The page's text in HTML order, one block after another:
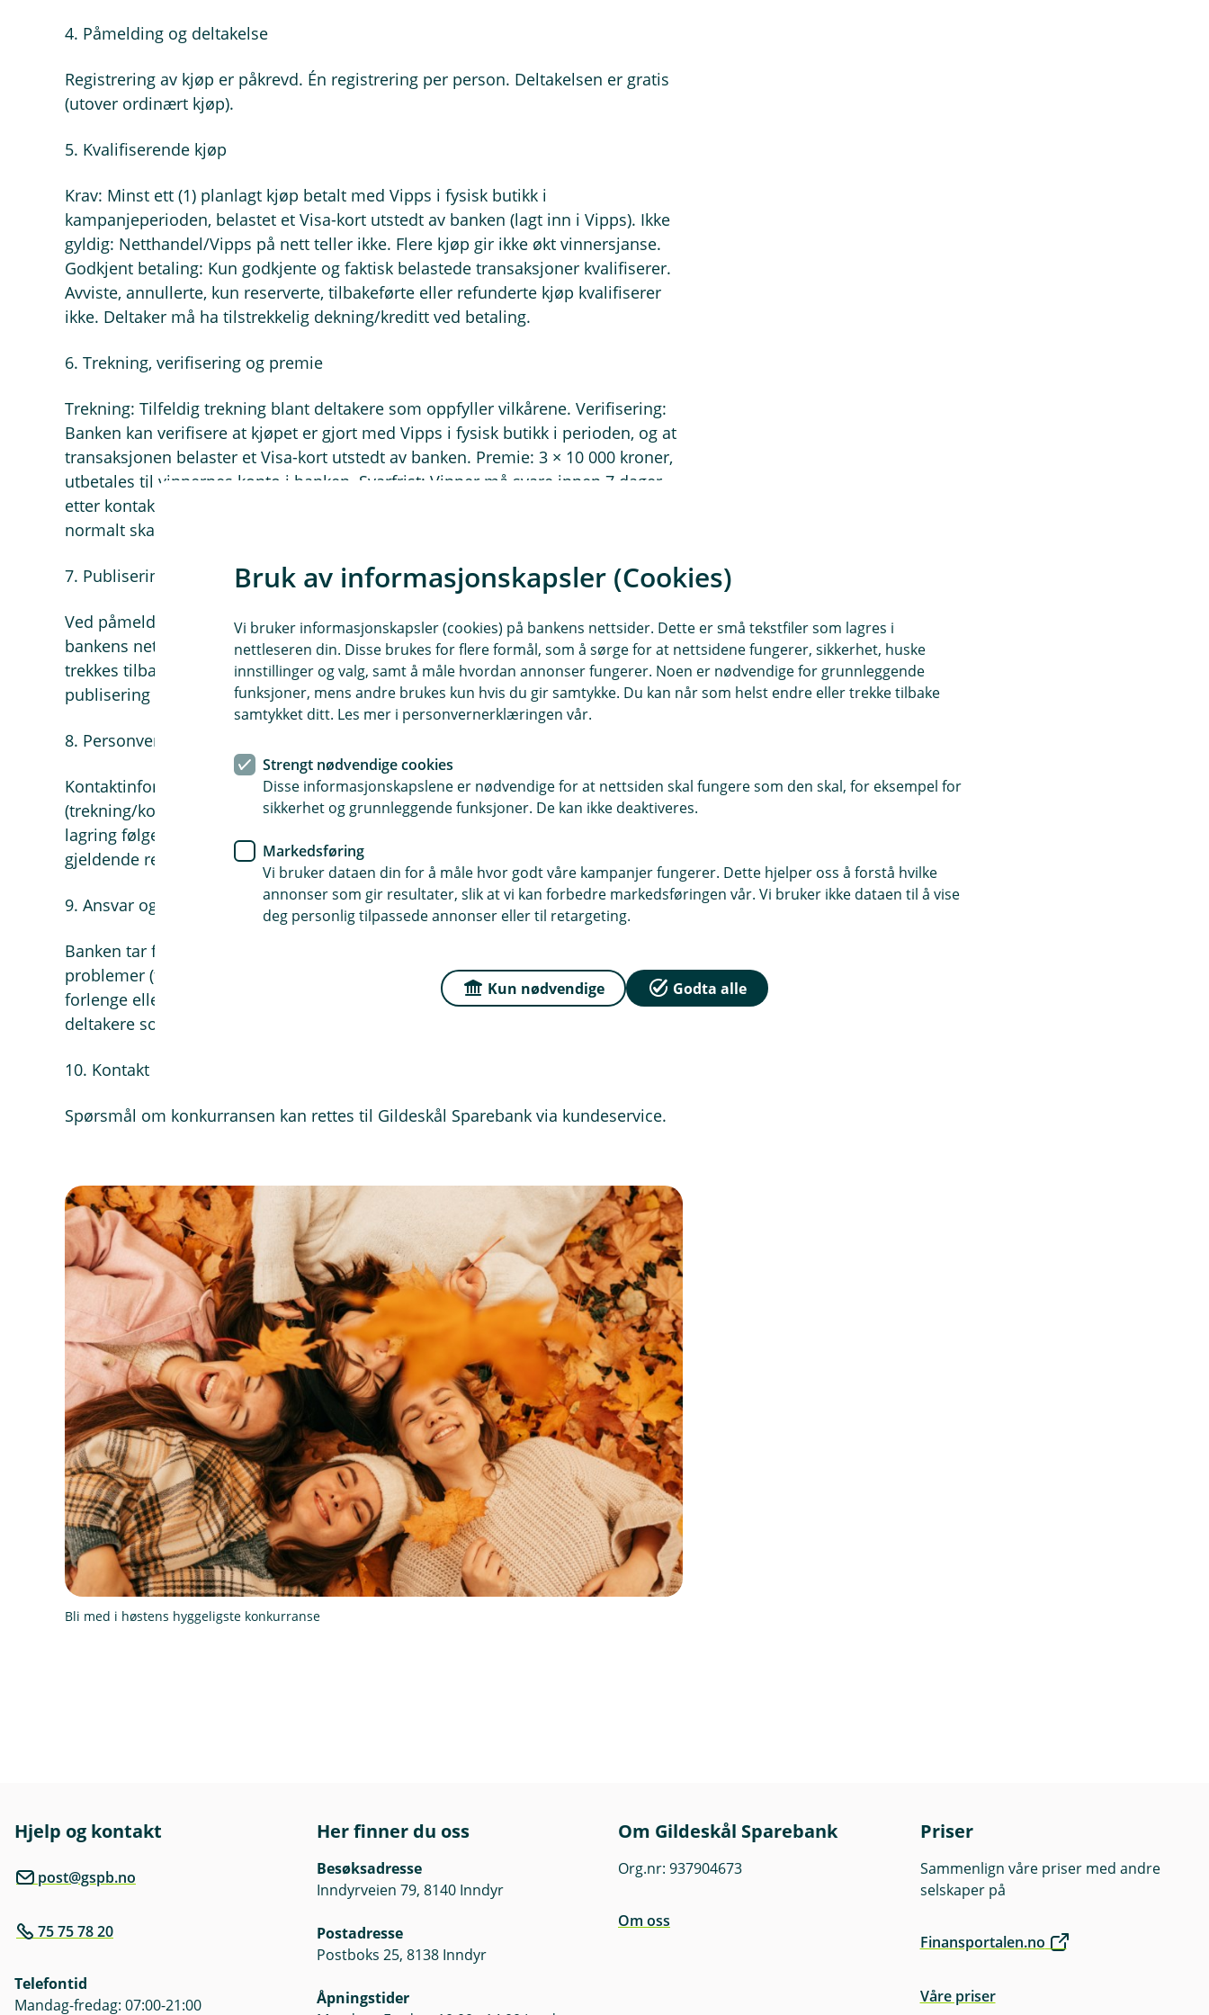
4. Påmelding og deltakelse
Registrering av kjøp er påkrevd. Én registrering per person. Deltakelsen er gratis
(utover ordinært kjøp).
5. Kvalifiserende kjøp
Krav: Minst ett (1) planlagt kjøp betalt med Vipps i fysisk butikk i
kampanjeperioden, belastet et Visa-kort utstedt av banken (lagt inn i Vipps). Ikke
gyldig: Netthandel/Vipps på nett teller ikke. Flere kjøp gir ikke økt vinnersjanse.
Godkjent betaling: Kun godkjente og faktisk belastede transaksjoner kvalifiserer.
Avviste, annullerte, kun reserverte, tilbakeførte eller refunderte kjøp kvalifiserer
ikke. Deltaker må ha tilstrekkelig dekning/kreditt ved betaling.
6. Trekning, verifisering og premie
Trekning: Tilfeldig trekning blant deltakere som oppfyller vilkårene. Verifisering:
Banken kan verifisere at kjøpet er gjort med Vipps i fysisk butikk i perioden, og at
transaksjonen belaster et Visa-kort utstedt av banken. Premie: 3 × 10 000 kroner,
utbetales til vinnernes konto i banken. Svarfrist: Vinner må svare innen 7 dager
etter kontakt; ellers kan ny vinner trekkes. Skatt: Premie under 10 000 kroner er
normalt skattefri. Eventuelle endringer følger gjeldende regelverk.
7. Publisering av fornavn (samtykke)
Ved påmelding samtykker deltakeren til at banken kan publisere fornavnet på
bankens nettside dersom vedkommende vinner. Samtykke kan når som helst
trekkes tilbake ved å kontakte banken. Tilbaketrekking påvirker ikke lovligheten av
publisering som allerede har skjedd.
8. Personvern
Kontaktinformasjon (e-post/mobil) brukes kun til å administrere konkurransen
(trekning/kontakt) og slettes senest 31. desember 2025, med mindre annen
lagring følger av lov. Deltaker har rett til innsyn, retting og sletting i tråd med
gjeldende regler. Se bankens personvernerklæring for detaljer.
9. Ansvar og forbehold
Banken tar forbehold om åpenbare feil i teksten og tekniske/uforutsette
problemer (f.eks. systemfeil hos bank eller leverandører). Banken kan da pause,
forlenge eller eventuelt avlyse konkurransen, uten å redusere rettighetene til
deltakere som allerede har oppfylt vilkårene.
10. Kontakt
Spørsmål om konkurransen kan rettes til Gildeskål Sparebank via kundeservice.
Bli med i høstens hyggeligste konkurranse
Hjelp og kontakt
post@gspb.no
75 75 78 20
Telefontid
Mandag-fredag: 07:00-21:00
Her finner du oss
Besøksadresse
Inndyrveien 79, 8140 Inndyr
Postadresse
Postboks 25, 8138 Inndyr
Åpningstider
Om Gildeskål Sparebank
Org.nr: 937904673
Om oss
Priser
Sammenlign våre priser med andre
selskaper på
Finansportalen.no
Våre priser
Bruk av informasjonskapsler (Cookies)
Vi bruker informasjonskapsler (cookies) på bankens nettsider. Dette er små tekstfiler som lagres i
nettleseren din. Disse brukes for flere formål, som å sørge for at nettsidene fungerer, sikkerhet, huske
innstillinger og valg, samt å måle hvordan annonser fungerer. Noen er nødvendige for grunnleggende
funksjoner, mens andre brukes kun hvis du gir samtykke. Du kan når som helst endre eller trekke tilbake
samtykket ditt. Les mer i personvernerklæringen vår.
Strengt nødvendige cookies
Disse informasjonskapslene er nødvendige for at nettsiden skal fungere som den skal, for eksempel for
sikkerhet og grunnleggende funksjoner. De kan ikke deaktiveres.
Markedsføring
Vi bruker dataen din for å måle hvor godt våre kampanjer fungerer. Dette hjelper oss å forstå hvilke
annonser som gir resultater, slik at vi kan forbedre markedsføringen vår. Vi bruker ikke dataen til å vise
deg personlig tilpassede annonser eller til retargeting.
Kun nødvendige Godta alle